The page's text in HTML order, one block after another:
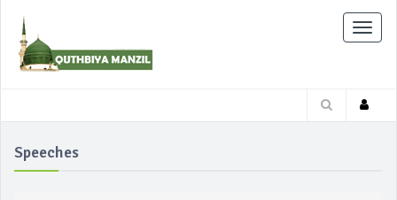
Toggle
Speeches